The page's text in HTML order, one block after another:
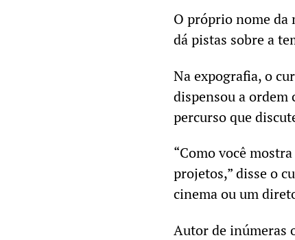
O próprio nome da
dá pistas sobre a
Na expografia, o
dispensou a
percurso que
“Como você
projetos,” disse o
cinema ou um
Autor de inúmeras